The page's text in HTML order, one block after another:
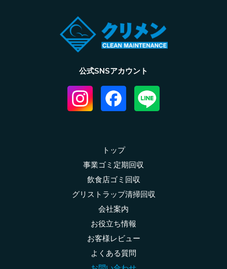
公式SNSアカウント
トップ
事業ゴミ定期回収
飲食店ゴミ回収
グリストラップ清掃回収
会社案内
お役立ち情報
お客様レビュー
よくある質問